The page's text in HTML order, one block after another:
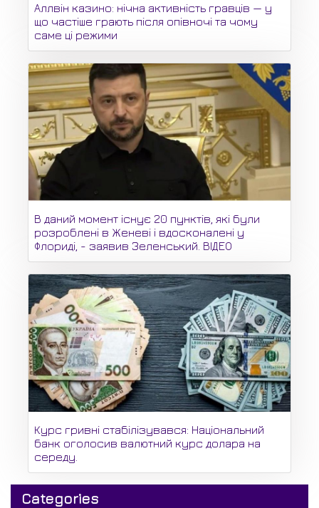
Аллвін казино: нічна активність гравців — у
що частіше грають після опівночі та чому
саме ці режими
В даний момент існує 20 пунктів, які були
розроблені в Женеві і вдосконалені у
Флориді, - заявив Зеленський. ВІДЕО
Курс гривні стабілізувався: Національний
банк оголосив валютний курс долара на
середу.
Categories